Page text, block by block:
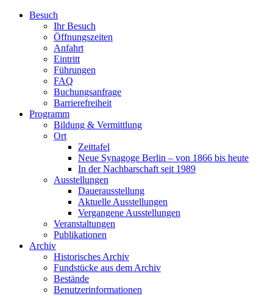
Zum
Besuch
Ihr Besuch
Öffnungszeiten
Anfahrt
Eintritt
Führungen
FAQ
Buchungsanfrage
Barrierefreiheit
Programm
Bildung & Vermittlung
Ort
Zeittafel
Neue Synagoge Berlin – von 1866 bis heute
In der Nachbarschaft seit 1989
Ausstellungen
Dauerausstellung
Aktuelle Ausstellungen
Vergangene Ausstellungen
Veranstaltungen
Publikationen
Archiv
Historisches Archiv
Fundstücke aus dem Archiv
Bestände
Benutzerinformationen